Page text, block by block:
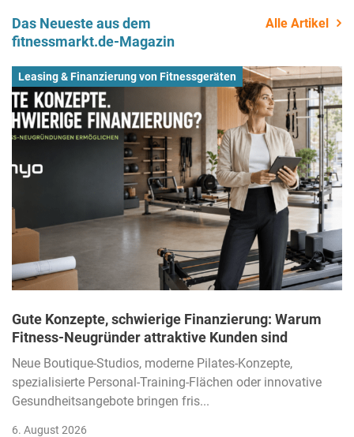
Das Neueste aus dem
fitnessmarkt.de-Magazin
Alle Artikel
Leasing & Finanzierung von Fitnessgeräten
Gute Konzepte, schwierige Finanzierung: Warum
Fitness-Neugründer attraktive Kunden sind
Neue Boutique-Studios, moderne Pilates-Konzepte,
spezialisierte Personal-Training-Flächen oder innovative
Gesundheitsangebote bringen fris...
6. August 2026